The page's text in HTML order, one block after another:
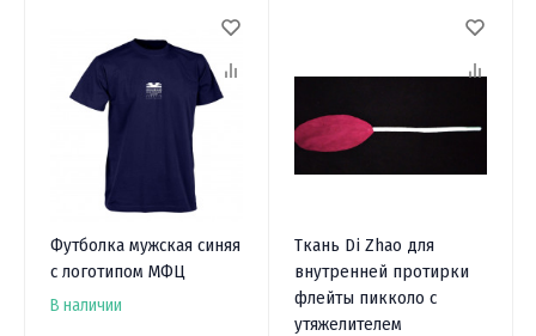
Футболка мужская синяя
с логотипом МФЦ
В наличии
Ткань Di Zhao для
внутренней протирки
флейты пикколо c
утяжелителем